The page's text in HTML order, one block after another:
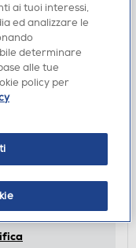
S 8Kg Classe A-
ai tuoi interessi,
ed analizzare le
determinare
alle tue
policy per